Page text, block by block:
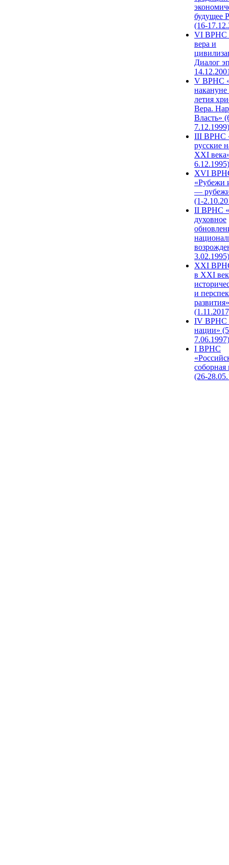
будущее
(16-
VI ВРНС
вера и
Диалог
V ВРНС
накануне
летия
Вера.
Власть»
7.12.1999)
III ВРНС
русские
XXI
6.12.1995)
XVI
«Рубежи
—
(1-
II ВРНС
духовное
3.02.1995)
XХI
в XXI
и
развития»
IV ВРНС
нации»
7.06.1997)
I ВРНС
(26-